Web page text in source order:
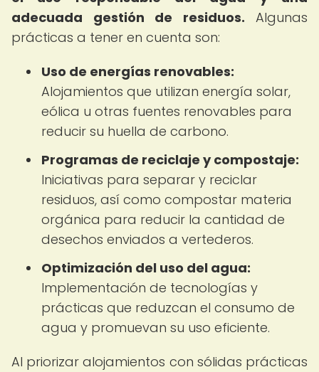
adecuada gestión de residuos. Algunas
prácticas a tener en cuenta son:
Uso de energías renovables:
Alojamientos que utilizan energía solar,
eólica u otras fuentes renovables para
reducir su huella de carbono.
Programas de reciclaje y compostaje:
Iniciativas para separar y reciclar
residuos, así como compostar materia
orgánica para reducir la cantidad de
desechos enviados a vertederos.
Optimización del uso del agua:
Implementación de tecnologías y
prácticas que reduzcan el consumo de
agua y promuevan su uso eficiente.
Al priorizar alojamientos con sólidas prácticas